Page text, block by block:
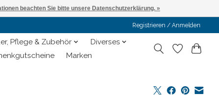
Registrieren / Anmelden
Pflege & Zubehör
Diverses
Marken
beachten Sie bitte unsere Datenschutzerklärung. »